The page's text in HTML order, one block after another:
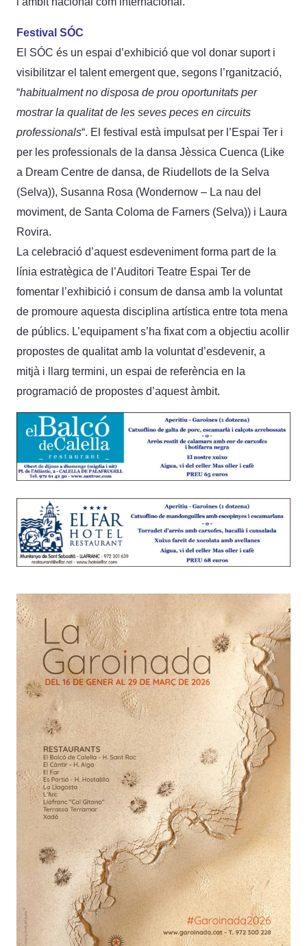
Festival SÓC
El SÓC és un espai d’exhibició que vol donar suport i
visibilitzar el talent emergent que, segons l’rganització,
“habitualment no disposa de prou oportunitats per
mostrar la qualitat de les seves peces en circuits
professionals“. El festival està impulsat per l’Espai Ter i
per les professionals de la dansa Jèssica Cuenca (Like
a Dream Centre de dansa, de Riudellots de la Selva
(Selva)), Susanna Rosa (Wondernow – La nau del
moviment, de Santa Coloma de Farners (Selva)) i Laura
Rovira.
La celebració d’aquest esdeveniment forma part de la
línia estratègica de l’Auditori Teatre Espai Ter de
fomentar l’exhibició i consum de dansa amb la voluntat
de promoure aquesta disciplina artística entre tota mena
de públics. L’equipament s’ha fixat com a objectiu acollir
propostes de qualitat amb la voluntat d’esdevenir, a
mitjà i llarg termini, un espai de referència en la
programació de propostes d’aquest àmbit.